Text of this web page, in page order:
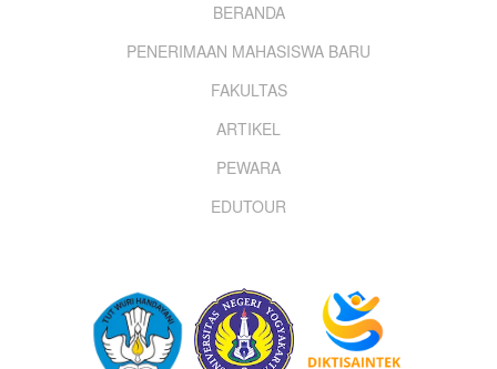
BERANDA
PENERIMAAN MAHASISWA BARU
FAKULTAS
ARTIKEL
PEWARA
EDUTOUR